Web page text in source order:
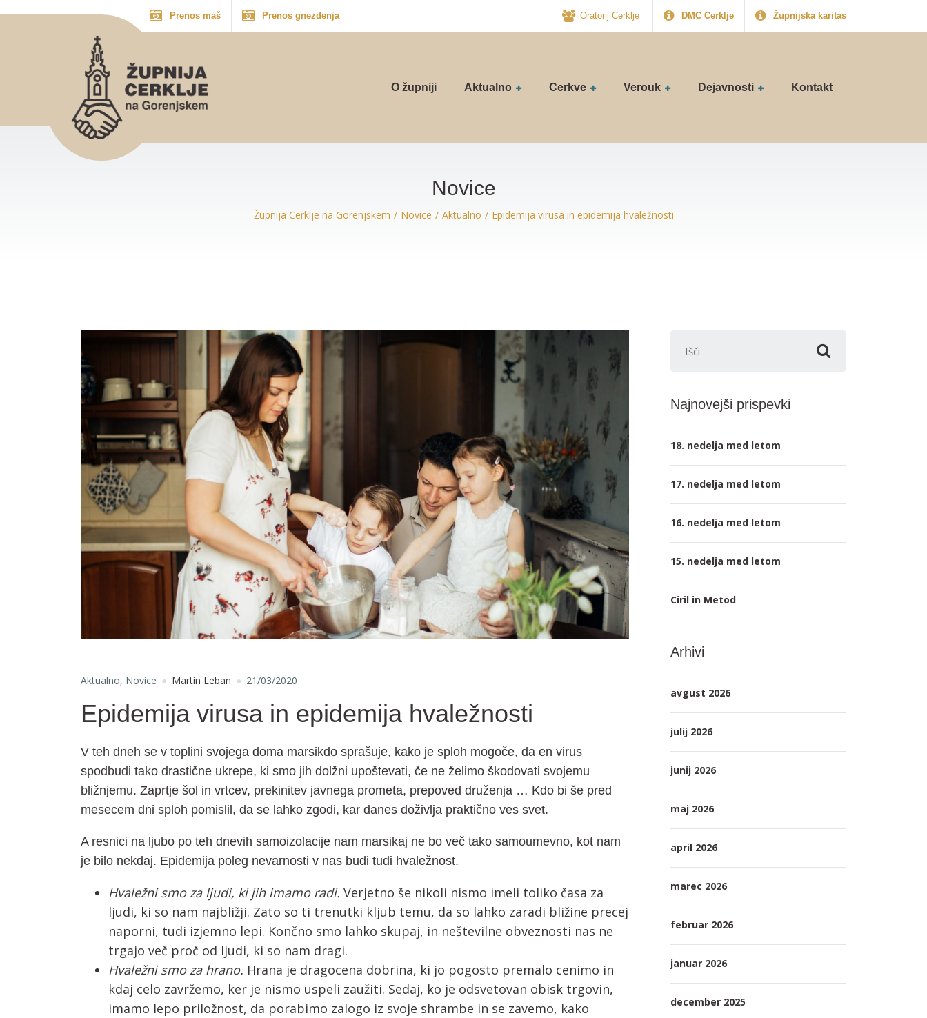
Prenos maš Prenos gnezdenja Oratorij Cerklje DMC Cerklje Župnijska karitas
O župniji Aktualno Cerkve Verouk Dejavnosti Kontakt
Novice
Župnija Cerklje na Gorenjskem Novice Aktualno Epidemija virusa in epidemija hvaležnosti
Aktualno, Novice Martin Leban 21/03/2020
Epidemija virusa in epidemija hvaležnosti
V teh dneh se v toplini svojega doma marsikdo sprašuje, kako je sploh mogoče, da en virus
spodbudi tako drastične ukrepe, ki smo jih dolžni upoštevati, če ne želimo škodovati svojemu
bližnjemu. Zaprtje šol in vrtcev, prekinitev javnega prometa, prepoved druženja … Kdo bi še pred
mesecem dni sploh pomislil, da se lahko zgodi, kar danes doživlja praktično ves svet.
A resnici na ljubo po teh dnevih samoizolacije nam marsikaj ne bo več tako samoumevno, kot nam
je bilo nekdaj. Epidemija poleg nevarnosti v nas budi tudi hvaležnost.
Hvaležni smo za ljudi, ki jih imamo radi. Verjetno še nikoli nismo imeli toliko časa za
ljudi, ki so nam najbližji. Zato so ti trenutki kljub temu, da so lahko zaradi bližine precej
naporni, tudi izjemno lepi. Končno smo lahko skupaj, in neštevilne obveznosti nas ne
trgajo več proč od ljudi, ki so nam dragi.
Hvaležni smo za hrano. Hrana je dragocena dobrina, ki jo pogosto premalo cenimo in
kdaj celo zavržemo, ker je nismo uspeli zaužiti. Sedaj, ko je odsvetovan obisk trgovin,
imamo lepo priložnost, da porabimo zalogo iz svoje shrambe in se zavemo, kako
Najnovejši prispevki
18. nedelja med letom
17. nedelja med letom
16. nedelja med letom
15. nedelja med letom
Ciril in Metod
Arhivi
avgust 2026
julij 2026
junij 2026
maj 2026
april 2026
marec 2026
februar 2026
januar 2026
december 2025